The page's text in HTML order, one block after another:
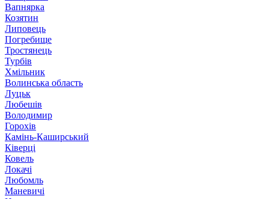
Вапнярка
Козятин
Липовець
Погребище
Тростянець
Турбів
Хмільник
Волинська область
Луцьк
Любешів
Володимир
Горохів
Камінь-Каширський
Ківерці
Ковель
Локачі
Любомль
Маневичі